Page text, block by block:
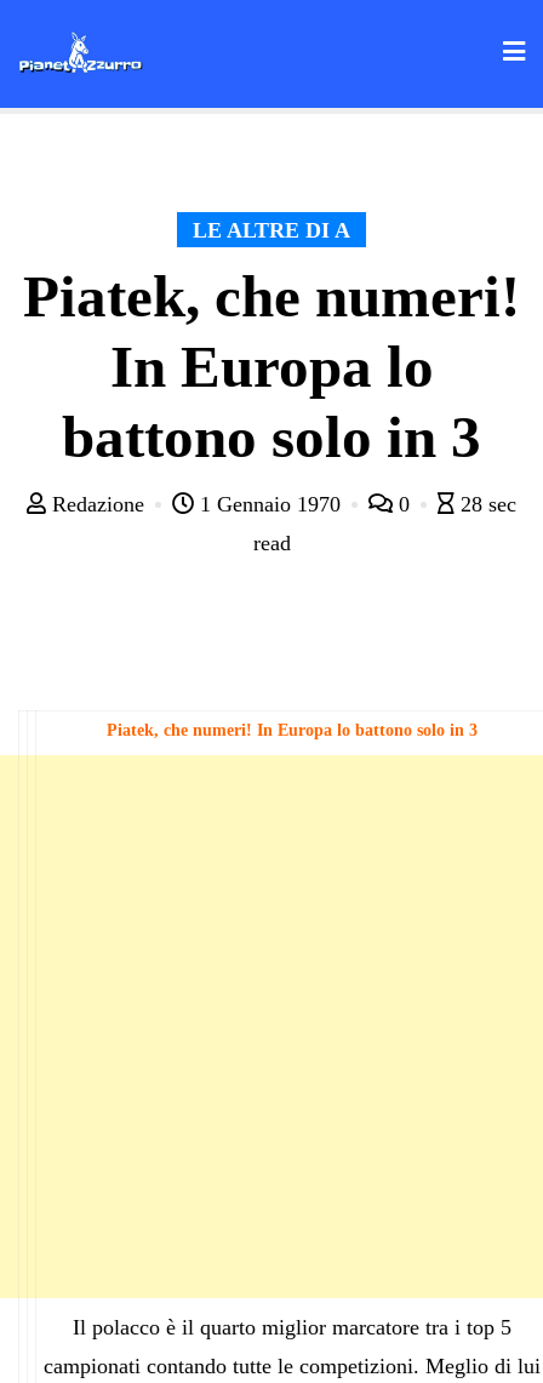
LE ALTRE DI A
Piatek, che numeri!
In Europa lo
battono solo in 3
Redazione 1 Gennaio 1970 0
28 sec
read
Piatek, che numeri! In Europa lo battono solo in 3
Il polacco è il quarto miglior marcatore tra i top 5
campionati contando tutte le competizioni. Meglio di lui